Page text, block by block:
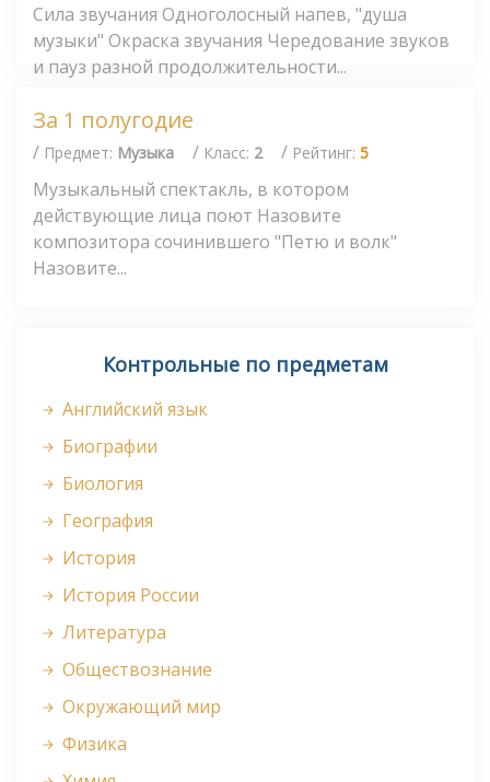
Сила звучания Одноголосный напев, "душа
музыки" Окраска звучания Чередование звуков
и пауз разной продолжительности...
За 1 полугодие
/ Предмет: Музыка / Класс: 2 / Рейтинг: 5
Музыкальный спектакль, в котором
действующие лица поют Назовите
композитора сочинившего "Петю и волк"
Назовите...
Контрольные по предметам
Английский язык
Биографии
Биология
География
История
История России
Литература
Обществознание
Окружающий мир
Физика